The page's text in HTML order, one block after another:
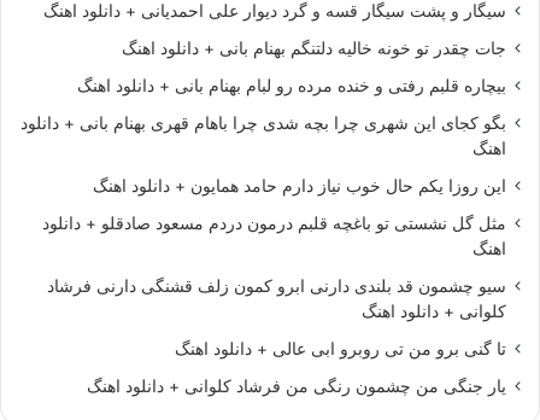
سیگار و پشت سیگار قسه و گرد دیوار علی احمدیانی + دانلود اهنگ
جات چقدر تو خونه خالیه دلتنگم بهنام بانی + دانلود اهنگ
بیچاره قلبم رفتی و خنده مرده رو لبام بهنام بانی + دانلود اهنگ
بگو کجای این شهری چرا بچه شدی چرا باهام قهری بهنام بانی + دانلود
اهنگ
این روزا یکم حال خوب نیاز دارم حامد همایون + دانلود اهنگ
مثل گل نشستی تو باغچه قلبم درمون دردم مسعود صادقلو + دانلود
اهنگ
سیو چشمون قد بلندی دارنی ابرو کمون زلف قشنگی دارنی فرشاد
کلوانی + دانلود اهنگ
تا گنی برو من تی روبرو ابی عالی + دانلود اهنگ
یار جنگی من چشمون رنگی من فرشاد کلوانی + دانلود اهنگ